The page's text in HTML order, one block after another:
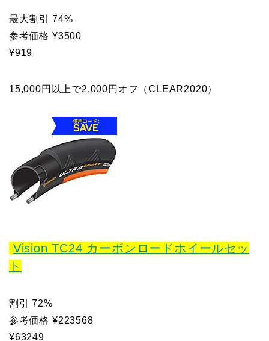
最大割引 74%
参考価格 ¥3500
¥919
15,000円以上で2,000円オフ（CLEAR2020）
Vision TC24 カーボンロードホイールセッ
ト
割引 72%
参考価格 ¥223568
¥63249